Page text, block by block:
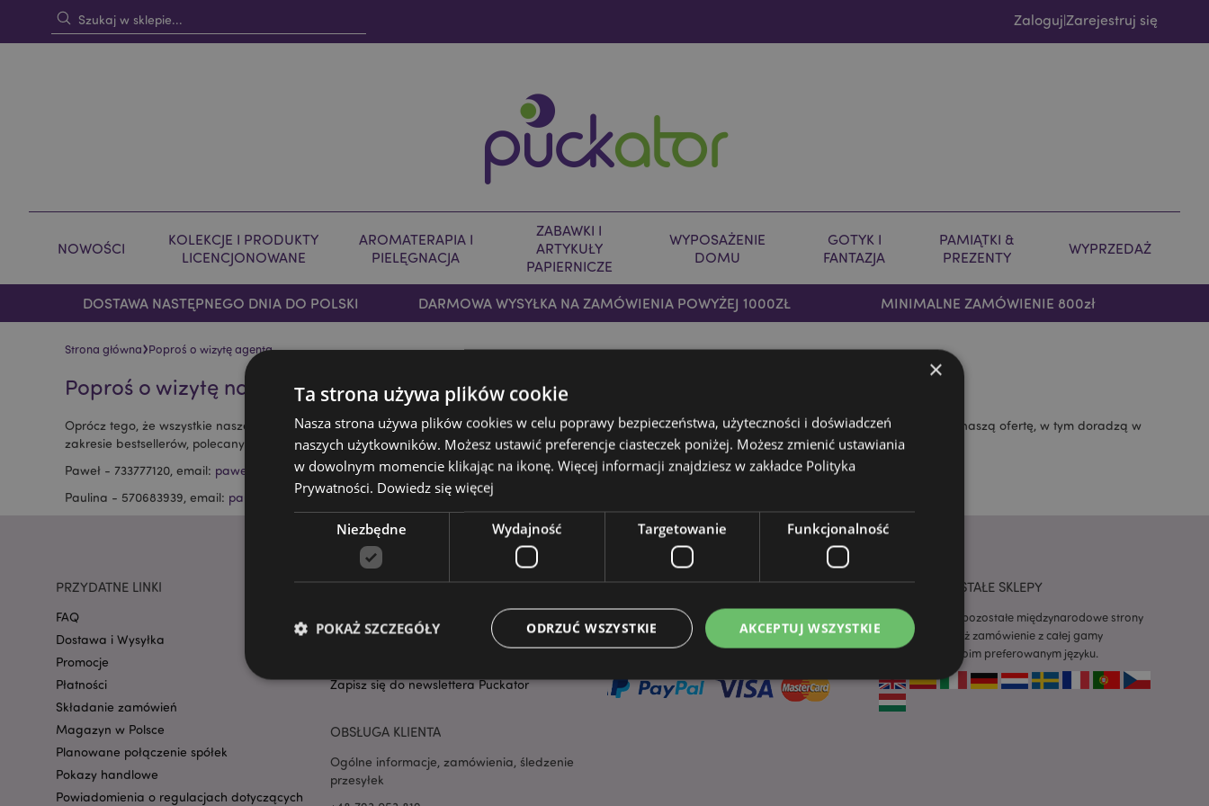
Zaloguj|Zarejestruj się
NOWOŚCI
KOLEKCJE I PRODUKTY
LICENCJONOWANE
AROMATERAPIA I
PIELĘGNACJA
ZABAWKI I
ARTYKUŁY
PAPIERNICZE
WYPOSAŻENIE
DOMU
GOTYK I
FANTAZJA
PAMIĄTKI &
PREZENTY
WYPRZEDAŻ
DOSTAWA NASTĘPNEGO DNIA DO POLSKI DARMOWA WYSYŁKA NA ZAMÓWIENIA POWYŻEJ 1000ZŁ MINIMALNE ZAMÓWIENIE 800zł
Strona główna›Poproś o wizytę agenta
Poproś o wizytę naszych przedstawicieli w Polsce
Oprócz tego, że wszystkie nasze produkty są dostępne online, mamy również zespół sprzedaży. Nasi przedstawiciele handlowi chętnie omówią z Państwem naszą ofertę, w tym doradzą w
zakresie bestsellerów, polecanych linii i nowych trendów.
Paweł - 733777120, email: pawel@puckator.pl
Paulina - 570683939, email: paulina.s@puckator.pl
PRZYDATNE LINKI
FAQ
Dostawa i Wysyłka
Promocje
Płatności
Składanie zamówień
Magazyn w Polsce
Planowane połączenie spółek
Pokazy handlowe
Powiadomienia o regulacjach dotyczących
PUCKATOR TEAM
Szczegóły kontaktu
Zapisz się do newslettera Puckator
OBSŁUGA KLIENTA
Ogólne informacje, zamówienia, śledzenie
przesyłek
BEZPIECZNE ZAKUPY NASZE POZOSTAŁE SKLEPY
Odwiedź nasze pozostałe międzynarodowe strony
internetowe i złóż zamówienie z całej gamy
Puckotora w swoim preferowanym języku.
×
Ta strona używa plików cookie
Nasza strona używa plików cookies w celu poprawy bezpieczeństwa, użyteczności i doświadczeń
naszych użytkowników. Możesz ustawić preferencje ciasteczek poniżej. Możesz zmienić ustawiania
w dowolnym momencie klikając na ikonę. Więcej informacji znajdziesz w zakładce Polityka
Prywatności. Dowiedz się więcej
Niezbędne Wydajność Targetowanie Funkcjonalność
AKCEPTUJ WSZYSTKIE
ODRZUĆ WSZYSTKIE
POKAŻ SZCZEGÓŁY
Nazwa